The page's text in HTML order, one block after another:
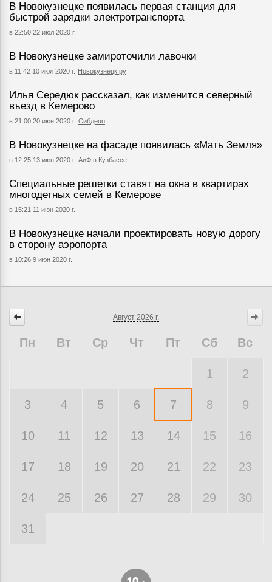
В Новокузнецке появилась первая станция для
быстрой зарядки электротранспорта
в 22:50 22 июл 2020 г.
В Новокузнецке замироточили лавочки
в 11:42 10 июл 2020 г. Новокузнецк.ру
Илья Середюк рассказал, как изменится северный
въезд в Кемерово
в 21:00 20 июн 2020 г. Сибдепо
В Новокузнецке на фасаде появилась «Мать Земля»
в 12:25 13 июн 2020 г. АиФ в Кузбассе
Специальные решетки ставят на окна в квартирах
многодетных семей в Кемерове
в 15:21 11 июн 2020 г.
В Новокузнецке начали проектировать новую дорогу
в сторону аэропорта
в 10:26 9 июн 2020 г.
Август 2026 г.
Пн Вт Ср Чт Пт Сб Вс
1 2
3 4 5 6 7 8 9
10 11 12 13 14 15 16
17 18 19 20 21 22 23
24 25 26 27 28 29 30
31